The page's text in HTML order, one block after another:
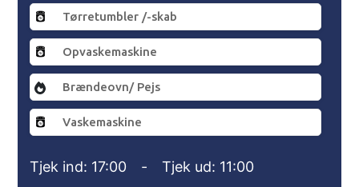
Tørretumbler /-skab
Opvaskemaskine
Brændeovn/ Pejs
Vaskemaskine
Tjek ind: 17:00 -
Tjek ud: 11:00